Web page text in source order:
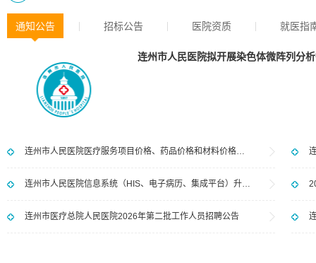
通知公告 招标公告 医院资质 就医指
连州市人民医院医疗服务项目价格、药品价格和材料价格公示（2026年7月）
连州市人民医院信息系统（HIS、电子病历、集成平台）升级更换技术服务项目市场调研公告
连州市医疗总院人民医院2026年第二批工作人员招聘公告